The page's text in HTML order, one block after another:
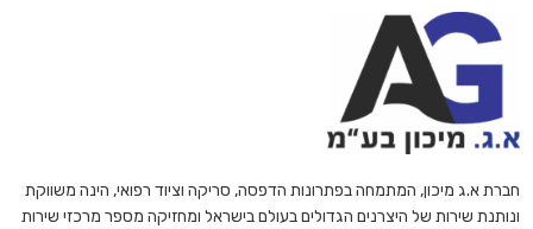
חברת א.ג מיכון, המתמחה בפתרונות הדפסה, סריקה וציוד רפואי, הינה משווקת
ונותנת שירות של היצרנים הגדולים בעולם בישראל ומחזיקה מספר מרכזי שירות